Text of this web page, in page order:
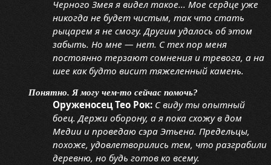
Черного Змея я видел такое... Мое сердце уже
никогда не будет чистым, так что стать
рыцарем я не смогу. Другим удалось об этом
забыть. Но мне — нет. С тех пор меня
постоянно терзают сомнения и тревога, а на
шее как будто висит тяжеленный камень.
Понятно. Я могу чем-то сейчас помочь?
Оруженосец Тео Рок: С виду ты опытный
боец. Держи оборону, а я пока схожу в дом
Медии и проведаю сэра Этьена. Предельцы,
похоже, удовлетворились тем, что разграбили
деревню, но будь готов ко всему.